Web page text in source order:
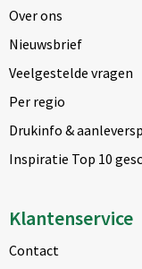
Over ons
Nieuwsbrief
Veelgestelde vragen
Per regio
Drukinfo &
Inspiratie Top 10
Klantenservice
Contact